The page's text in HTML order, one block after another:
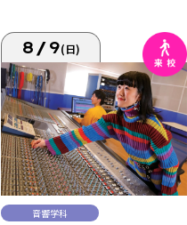
8/9(日)
音響学科